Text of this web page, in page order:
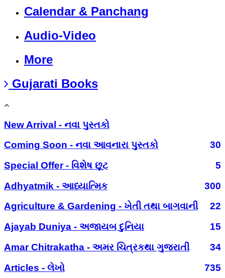
Calendar & Panchang
Audio-Video
More
Gujarati Books
New Arrival - નવા પુસ્તકો
Coming Soon - નવા આવનારા પુસ્તકો
30
Special Offer - વિશેષ છૂટ
5
Adhyatmik - આધ્યાત્મિક
300
Agriculture & Gardening - ખેતી તથા બાગવાની
22
Ajayab Duniya - અજાયબ દુનિયા
15
Amar Chitrakatha - અમર ચિત્રકથા ગુજરાતી
34
Articles - લેખો
735